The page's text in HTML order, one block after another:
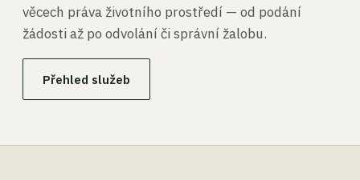
věcech práva životního prostředí — od podání
žádosti až po odvolání či správní žalobu.
Přehled služeb